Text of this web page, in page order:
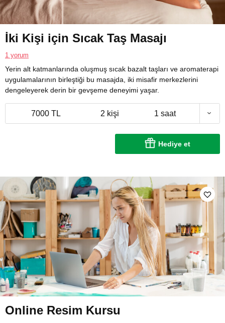
İki Kişi için Sıcak Taş Masajı
1 yorum
Yerin alt katmanlarında oluşmuş sıcak bazalt taşları ve aromaterapi
uygulamalarının birleştiği bu masajda, iki misafir merkezlerini
dengeleyerek derin bir gevşeme deneyimi yaşar.
7000 TL 2 kişi 1 saat
Hediye et
Online Resim Kursu